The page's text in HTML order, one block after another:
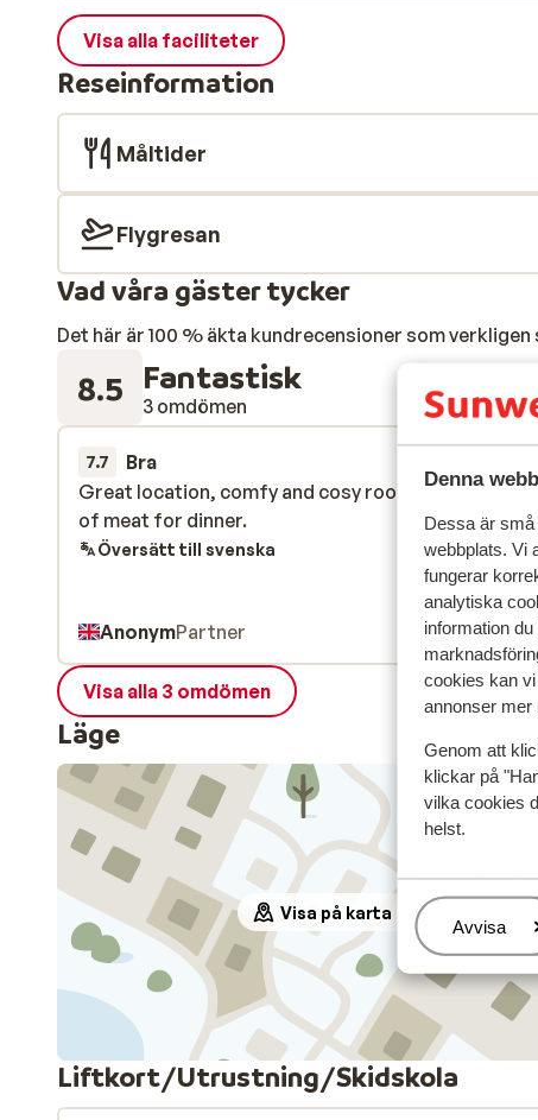
Denna
Dessa är
webbplats. Vi
fungerar
analytiska
information
cookies kan
annonser mer
Genom att
klickar på
vilka cookies
helst.
Hantera
Avvisa
Visa alla faciliteter
Reseinformation
Måltider
Flygresan
Vad våra gäster tycker
Det här är 100 % äkta kundrecensioner som
8.5 Fantastisk
3 omdömen
7.7 Bra
Great location, comfy and cosy rooms, large
of meat for dinner.
Great location, comfy and cosy rooms, large
of meat for dinner.
Översätt till svenska
AnonymPartner
Visa alla 3 omdömen
Läge
Visa på karta
Liftkort/Utrustning/Skidskola